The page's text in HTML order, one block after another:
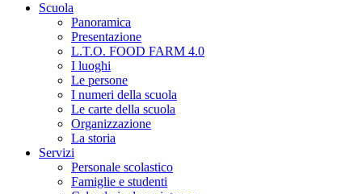
Scuola
Panoramica
Presentazione
L.T.O. FOOD FARM 4.0
I luoghi
Le persone
I numeri della scuola
Le carte della scuola
Organizzazione
La storia
Servizi
Personale scolastico
Famiglie e studenti